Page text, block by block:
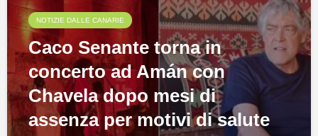
NOTIZIE DALLE CANARIE
Caco Senante torna in
concerto ad Amán con
Chavela dopo mesi di
assenza per motivi di salute